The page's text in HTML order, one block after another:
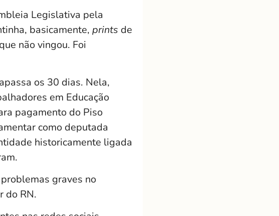
Legislativa pela
basicamente, prints de
não vingou. Foi
os 30 dias. Nela,
em Educação
pagamento do Piso
como deputada
historicamente ligada
graves no
do RN.